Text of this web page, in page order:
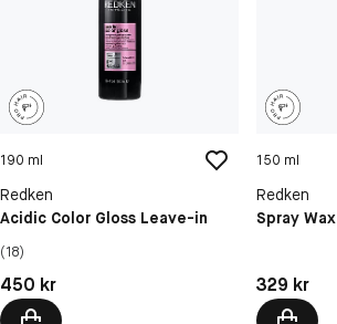
190 ml
Redken
Acidic Color Gloss Leave-in
(18)
Pris: 450 kr
450 kr
150 ml
Redken
Spray Wax
Pris: 329 kr
329 kr